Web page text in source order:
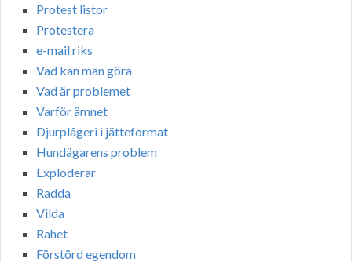
Protest listor
Protestera
e-mail riks
Vad kan man göra
Vad är problemet
Varför ämnet
Djurplågeri i jätteformat
Hundägarens problem
Exploderar
Radda
Vilda
Rahet
Förstörd egendom